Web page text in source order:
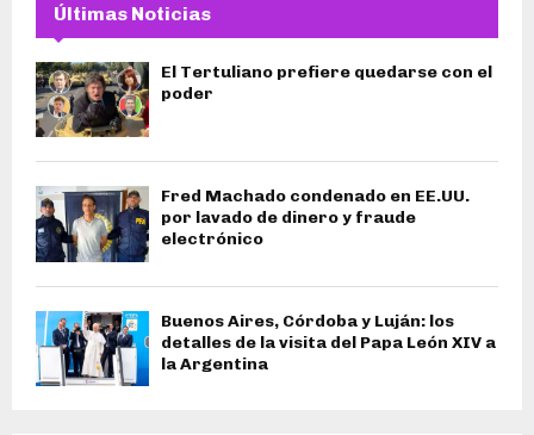
Últimas Noticias
El Tertuliano prefiere quedarse con el
poder
Fred Machado condenado en EE.UU.
por lavado de dinero y fraude
electrónico
Buenos Aires, Córdoba y Luján: los
detalles de la visita del Papa León XIV a
la Argentina